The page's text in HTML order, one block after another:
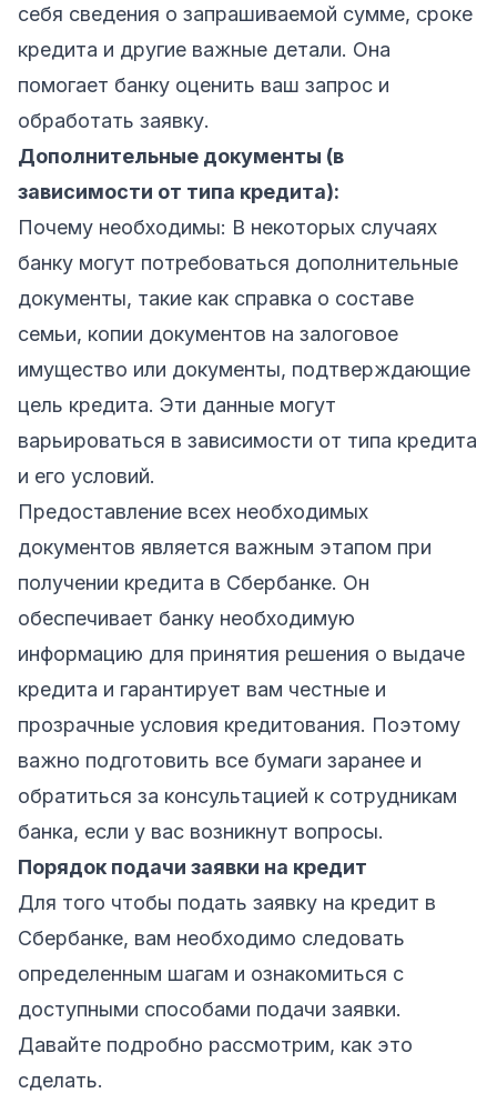
себя сведения о запрашиваемой сумме, сроке
кредита и другие важные детали. Она
помогает банку оценить ваш запрос и
обработать заявку.
Дополнительные документы (в
зависимости от типа кредита):
Почему необходимы: В некоторых случаях
банку могут потребоваться дополнительные
документы, такие как справка о составе
семьи, копии документов на залоговое
имущество или документы, подтверждающие
цель кредита. Эти данные могут
варьироваться в зависимости от типа кредита
и его условий.
Предоставление всех необходимых
документов является важным этапом при
получении кредита в Сбербанке. Он
обеспечивает банку необходимую
информацию для принятия решения о выдаче
кредита и гарантирует вам честные и
прозрачные условия кредитования. Поэтому
важно подготовить все бумаги заранее и
обратиться за консультацией к сотрудникам
банка, если у вас возникнут вопросы.
Порядок подачи заявки на кредит
Для того чтобы подать заявку на кредит в
Сбербанке, вам необходимо следовать
определенным шагам и ознакомиться с
доступными способами подачи заявки.
Давайте подробно рассмотрим, как это
сделать.